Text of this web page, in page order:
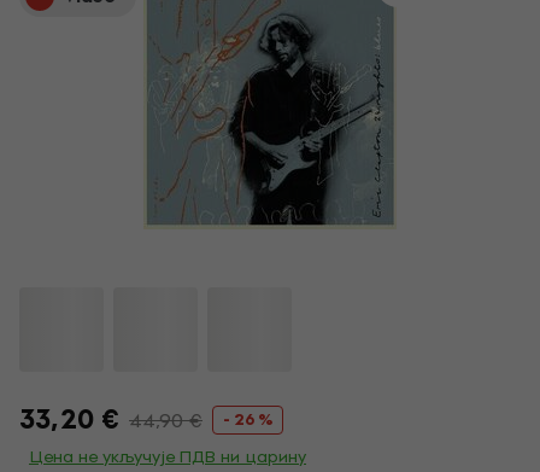
33,20 € 44,90 € - 26 %
Цена не укључује ПДВ ни царину